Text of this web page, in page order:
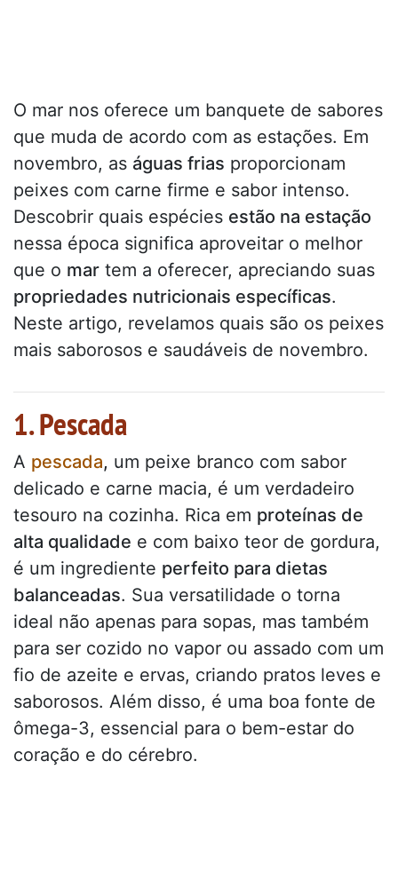
O mar nos oferece um banquete de sabores
que muda de acordo com as estações. Em
novembro, as águas frias proporcionam
peixes com carne firme e sabor intenso.
Descobrir quais espécies estão na estação
nessa época significa aproveitar o melhor
que o mar tem a oferecer, apreciando suas
propriedades nutricionais específicas.
Neste artigo, revelamos quais são os peixes
mais saborosos e saudáveis de novembro.
1. Pescada
A pescada, um peixe branco com sabor
delicado e carne macia, é um verdadeiro
tesouro na cozinha. Rica em proteínas de
alta qualidade e com baixo teor de gordura,
é um ingrediente perfeito para dietas
balanceadas. Sua versatilidade o torna
ideal não apenas para sopas, mas também
para ser cozido no vapor ou assado com um
fio de azeite e ervas, criando pratos leves e
saborosos. Além disso, é uma boa fonte de
ômega-3, essencial para o bem-estar do
coração e do cérebro.